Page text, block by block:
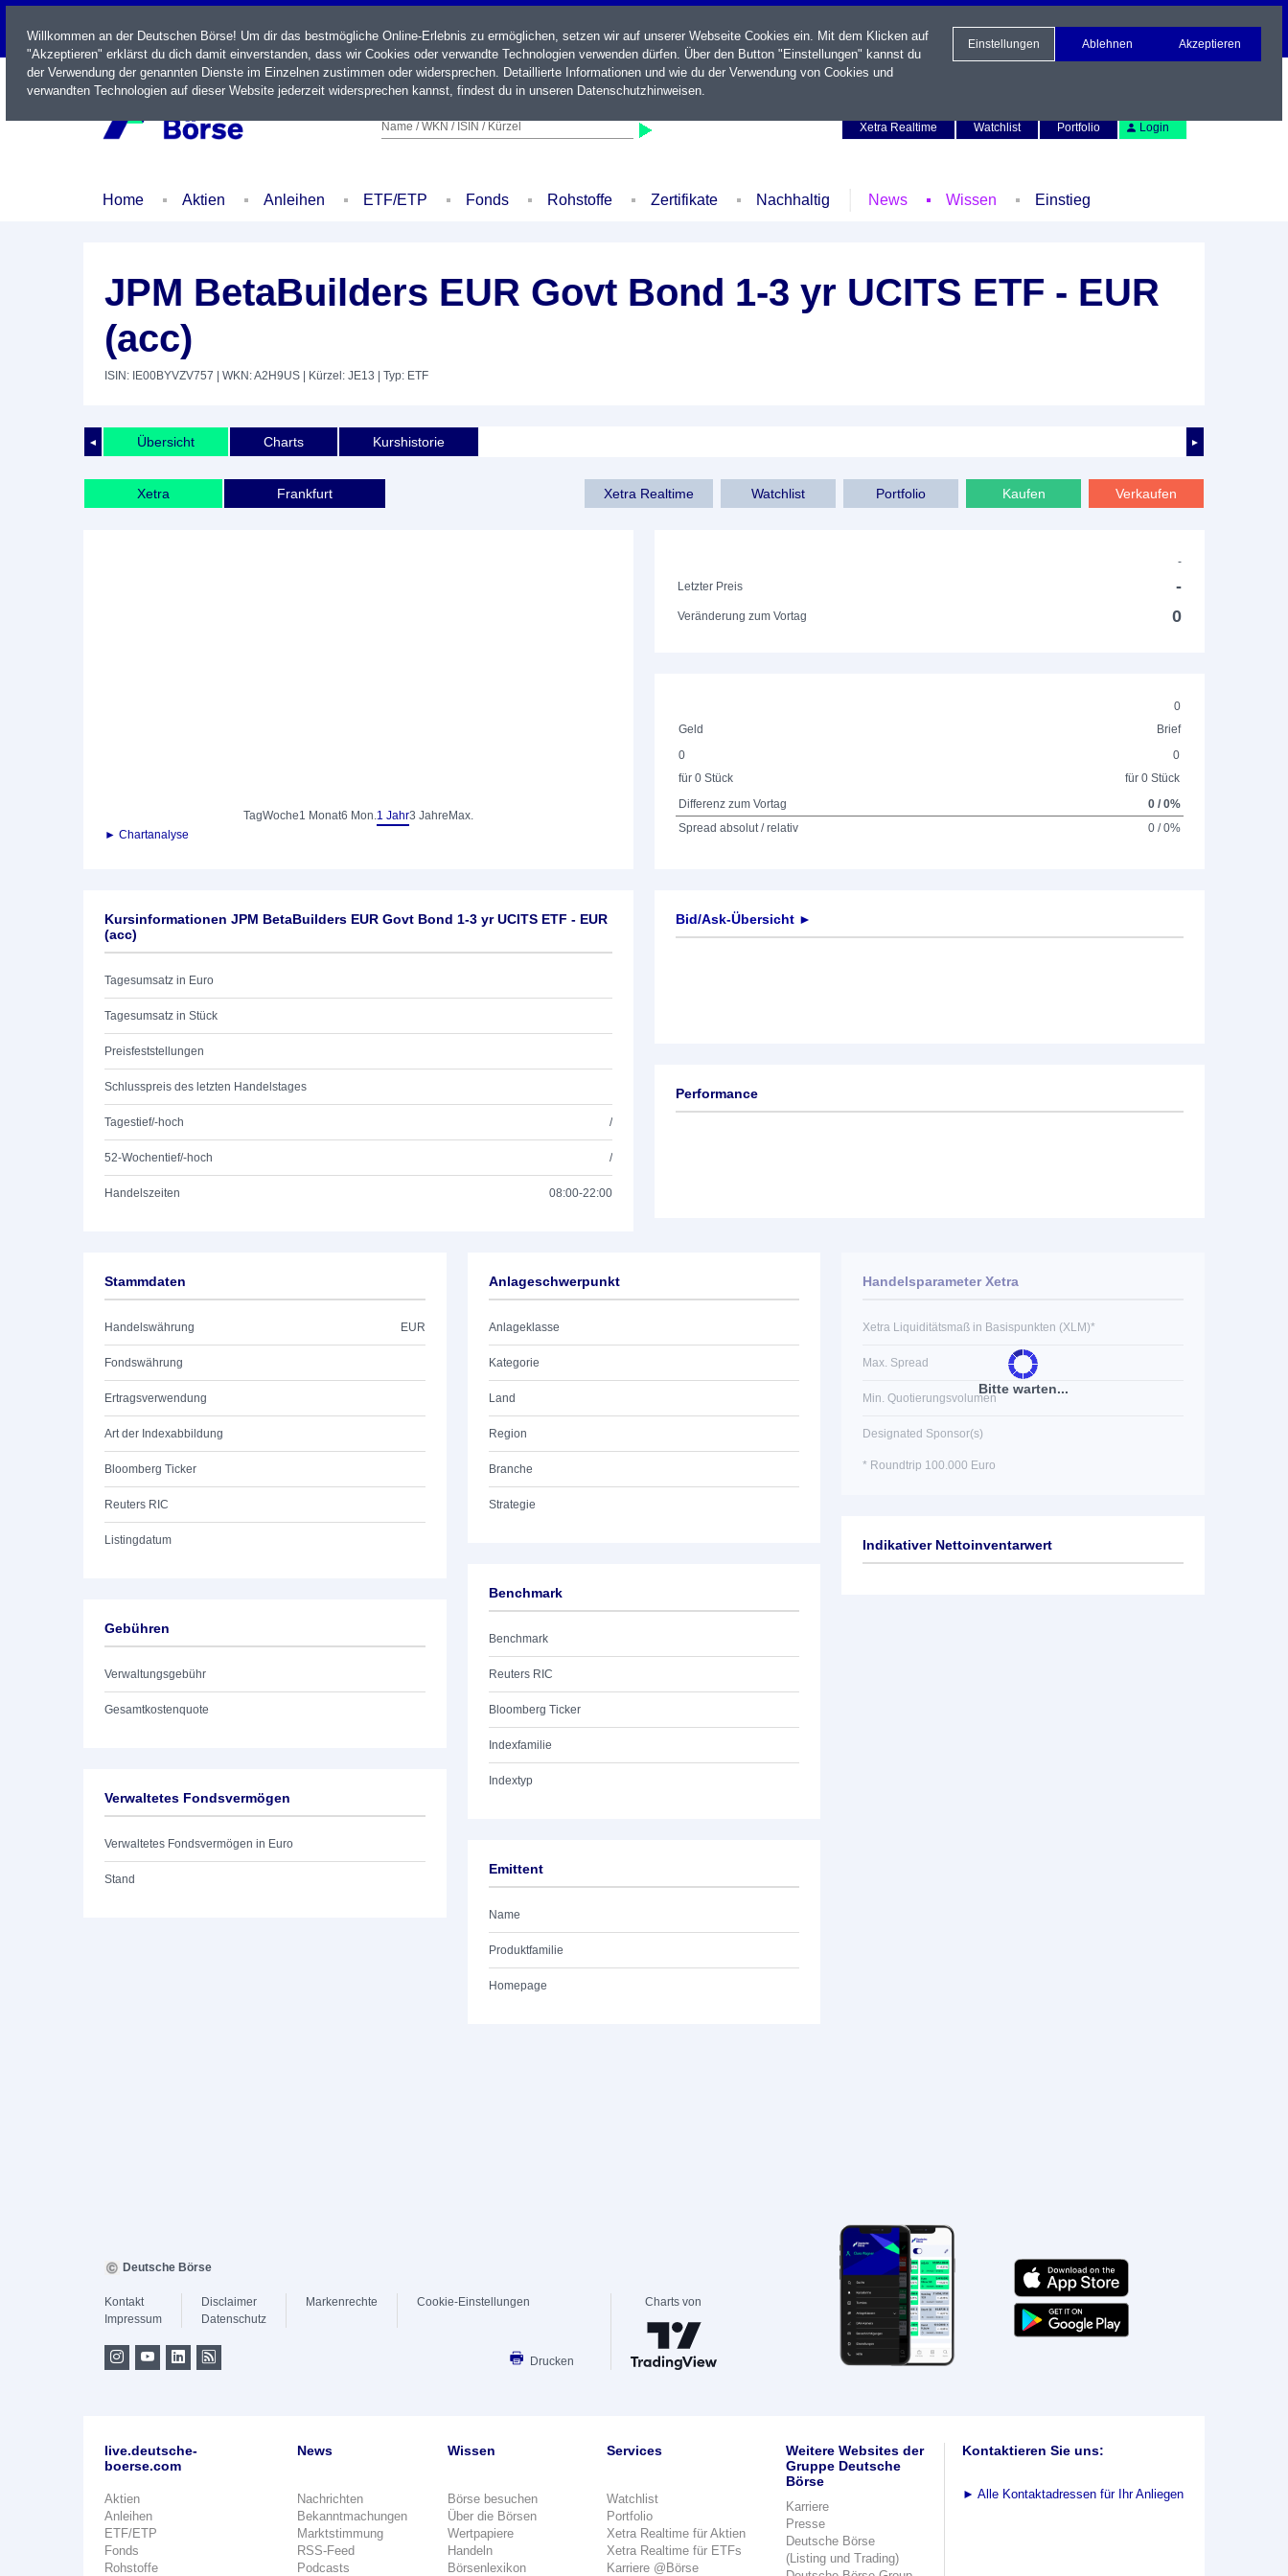
LIVE
Name / WKN / ISIN / Kürzel
Xetra Realtime
Watchlist Portfolio Login
Home Aktien Anleihen ETF/ETP Fonds Rohstoffe Zertifikate Nachhaltig News Wissen Einstieg
JPM BetaBuilders EUR Govt Bond 1-3 yr UCITS ETF - EUR
(acc)
ISIN: IE00BYVZV757 | WKN: A2H9US | Kürzel: JE13 | Typ: ETF
◄ ►
Übersicht Charts Kurshistorie
Xetra Frankfurt Xetra Realtime Watchlist Portfolio Kaufen Verkaufen
TagWoche1 Monat6 Mon.1 Jahr3 Jahre Max.
► Chartanalyse
-
Letzter Preis
-
Veränderung zum Vortag 0
0
Geld
Brief
0
für 0 Stück
0
für 0 Stück
Differenz zum Vortag
0 / 0%
Spread absolut / relativ
0 / 0%
Kursinformationen JPM BetaBuilders EUR Govt Bond 1-3 yr UCITS ETF - EUR
(acc)
Tagesumsatz in Euro
Tagesumsatz in Stück
Preisfeststellungen
Schlusspreis des letzten Handelstages
Tagestief/-hoch /
52-Wochentief/-hoch /
Handelszeiten 08:00-22:00
Bid/Ask-Übersicht ►
Performance
Stammdaten
Handelswährung EUR
Fondswährung
Ertragsverwendung
Art der Indexabbildung
Bloomberg Ticker
Reuters RIC
Listingdatum
Gebühren
Verwaltungsgebühr
Gesamtkostenquote
Verwaltetes Fondsvermögen
Verwaltetes Fondsvermögen in Euro
Stand
Anlageschwerpunkt
Anlageklasse
Kategorie
Land
Region
Branche
Strategie
Benchmark
Benchmark
Reuters RIC
Bloomberg Ticker
Indexfamilie
Indextyp
Emittent
Name
Produktfamilie
Homepage
Bitte warten...
Handelsparameter Xetra
Xetra Liquiditätsmaß in Basispunkten (XLM)*
Max. Spread
Min. Quotierungsvolumen
Designated Sponsor(s)
* Roundtrip 100.000 Euro
Indikativer Nettoinventarwert
Willkommen an der Deutschen Börse! Um dir das bestmögliche Online-Erlebnis zu ermöglichen, setzen wir auf unserer Webseite Cookies ein. Mit dem Klicken auf
"Akzeptieren" erklärst du dich damit einverstanden, dass wir Cookies oder verwandte Technologien verwenden dürfen. Über den Button "Einstellungen" kannst du
der Verwendung der genannten Dienste im Einzelnen zustimmen oder widersprechen. Detaillierte Informationen und wie du der Verwendung von Cookies und
verwandten Technologien auf dieser Website jederzeit widersprechen kannst, findest du in unseren Datenschutzhinweisen.
Einstellungen Ablehnen Akzeptieren
Deutsche Börse
Kontakt
Impressum
Disclaimer
Datenschutz
Markenrechte Cookie-Einstellungen
Drucken
Charts von
live.deutsche-
boerse.com
Aktien
Anleihen
ETF/ETP
Fonds
Rohstoffe
News
Nachrichten
Bekanntmachungen
Marktstimmung
RSS-Feed
Podcasts
Wissen
Börse besuchen
Über die Börsen
Wertpapiere
Handeln
Börsenlexikon
Services
Watchlist
Portfolio
Xetra Realtime für Aktien
Xetra Realtime für ETFs
Karriere @Börse
Weitere Websites der
Gruppe Deutsche
Börse
Karriere
Presse
Deutsche Börse
(Listing und Trading)
Kontaktieren Sie uns:
► Alle Kontaktadressen für Ihr Anliegen